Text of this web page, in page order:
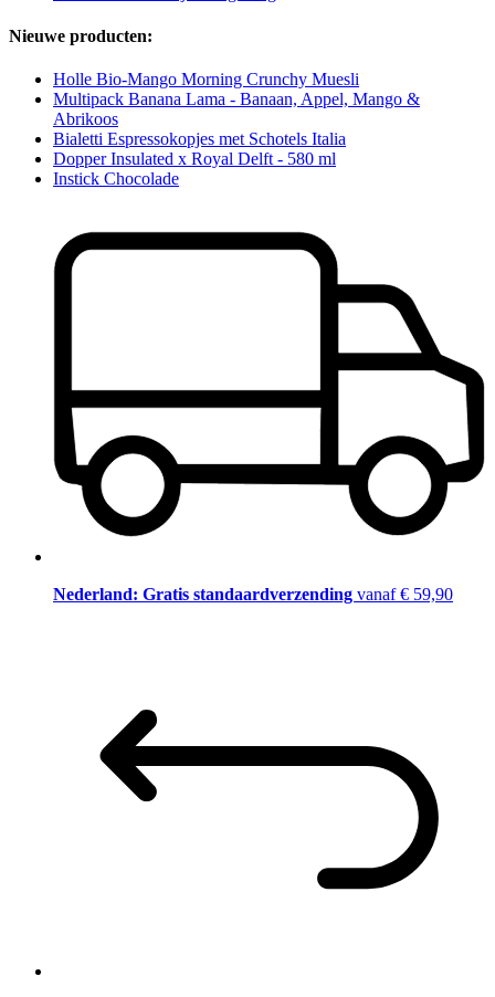
Nieuwe producten:
Holle Bio-Mango Morning Crunchy Muesli
Multipack Banana Lama - Banaan, Appel, Mango &
Abrikoos
Bialetti Espressokopjes met Schotels Italia
Dopper Insulated x Royal Delft - 580 ml
Instick Chocolade
Nederland: Gratis standaardverzending vanaf € 59,90